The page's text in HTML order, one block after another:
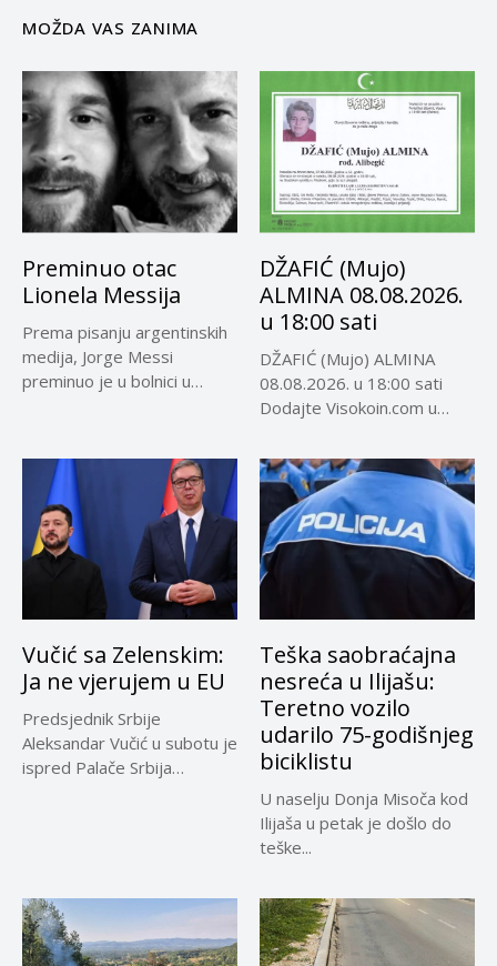
MOŽDA VAS ZANIMA
Preminuo otac
Lionela Messija
Prema pisanju argentinskih
medija, Jorge Messi
preminuo je u bolnici u
DŽAFIĆ (Mujo)
ALMINA 08.08.2026.
u 18:00 sati
DŽAFIĆ (Mujo) ALMINA
08.08.2026. u 18:00 sati
Dodajte Visokoin.com u
Vučić sa Zelenskim:
Ja ne vjerujem u EU
Predsjednik Srbije
Aleksandar Vučić u subotu je
ispred Palače Srbija
Teška saobraćajna
nesreća u Ilijašu:
Teretno vozilo
udarilo 75-godišnjeg
biciklistu
U naselju Donja Misoča kod
Ilijaša u petak je došlo do
teške...